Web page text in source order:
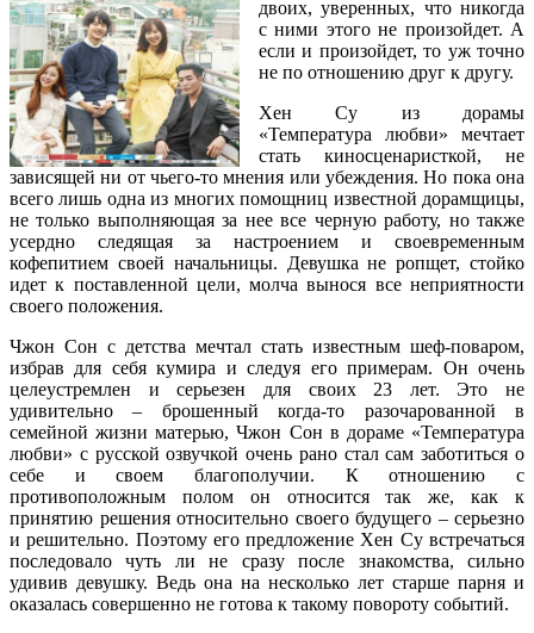
двоих, уверенных, что никогда
с ними этого не произойдет. А
если и произойдет, то уж точно
не по отношению друг к другу.
Хен Су из дорамы
«Температура любви» мечтает
стать киносценаристкой, не
зависящей ни от чьего-то мнения или убеждения. Но пока она
всего лишь одна из многих помощниц известной дорамщицы,
не только выполняющая за нее все черную работу, но также
усердно следящая за настроением и своевременным
кофепитием своей начальницы. Девушка не ропщет, стойко
идет к поставленной цели, молча вынося все неприятности
своего положения.
Чжон Сон с детства мечтал стать известным шеф-поваром,
избрав для себя кумира и следуя его примерам. Он очень
целеустремлен и серьезен для своих 23 лет. Это не
удивительно – брошенный когда-то разочарованной в
семейной жизни матерью, Чжон Сон в дораме «Температура
любви» с русской озвучкой очень рано стал сам заботиться о
себе и своем благополучии. К отношению с
противоположным полом он относится так же, как к
принятию решения относительно своего будущего – серьезно
и решительно. Поэтому его предложение Хен Су встречаться
последовало чуть ли не сразу после знакомства, сильно
удивив девушку. Ведь она на несколько лет старше парня и
оказалась совершенно не готова к такому повороту событий.